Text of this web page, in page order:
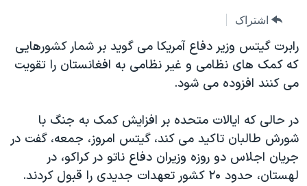
صفحه
اصلی
جهش
به
جستجو
آمریکا
جهان
ورزشی
گزیده‌ها
ویژه برنامه‌ها
ویدیوها
فرهنگ و زندگی
جدول برنامه ها
صفحه‌های ویژه
جام جهانی ۲۰۲۶
عملیات خشم حماسی
۲۵۰سالگی آمریکا
بایگانی برنامه‌های تلویزیونی
مستندها
فرکانس‌های صدای آمریکا
پخش رادیویی
یادگیری زبان انگلیسی
دنبال کنید
اشتراک
رابرت گیتس وزیر دفاع آمریکا می گوید بر شمار کشورهایی
که کمک های نظامی و غیر نظامی به افغانستان را تقویت
می کنند افزوده می شود.
در حالی که ایالات متحده بر افزایش کمک به جنگ با
شورش طالبان تاکید می کند، گیتس امروز، جمعه، گفت در
جریان اجلاس دو روزه وزیران دفاع ناتو در کراکو، در
لهستان، حدود ۲۰ کشور تعهدات جدیدی را قبول کردند.